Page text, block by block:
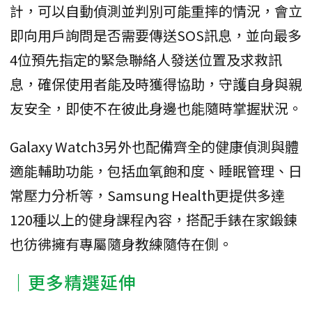
計，可以自動偵測並判別可能重摔的情況，會立
即向用戶詢問是否需要傳送SOS訊息，並向最多
4位預先指定的緊急聯絡人發送位置及求救訊
息，確保使用者能及時獲得協助，守護自身與親
友安全，即使不在彼此身邊也能隨時掌握狀況。
Galaxy Watch3另外也配備齊全的健康偵測與體
適能輔助功能，包括血氧飽和度、睡眠管理、日
常壓力分析等，Samsung Health更提供多達
120種以上的健身課程內容，搭配手錶在家鍛鍊
也彷彿擁有專屬隨身教練隨侍在側。
｜更多精選延伸